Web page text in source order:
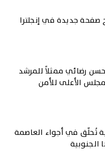
صفحة جديدة في إنجلترا
رضائي ممثلاً للمرشد
الأعلى للأمن
تُحلّق في أجواء العاصمة
الجنوبية